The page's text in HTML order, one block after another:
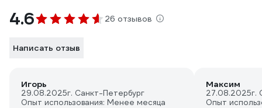
4.6 26 отзывов
Написать отзыв
Игорь
29.08.2025г. Санкт-Петербург
Опыт использования: Менее месяца
Максим
27.08.2025г.
Опыт